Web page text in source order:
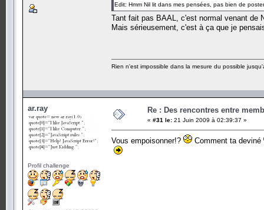
Edit: Hmm Nil lit dans mes pensées, pas bien de
Tant fait pas BAAL, c'est normal venant de
Mais sérieusement, c'est à ça que je
Rien n'est impossible dans la mesure du possible
ar.ray
Profil challenge
Re : Des rencontres entre
« #31 le: 21 Juin 2009 à 02:39:37 »
Vous empoisonner!? Comment ta deviné